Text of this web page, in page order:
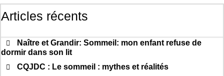
Articles récents
Naître et Grandir: Sommeil: mon enfant refuse de
dormir dans son lit
CQJDC : Le sommeil : mythes et réalités